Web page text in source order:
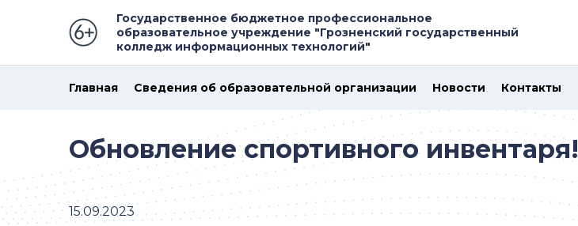
Государственное бюджетное профессиональное
образовательное учреждение "Грозненский государственный
колледж информационных технологий"
Главная Сведения об образовательной организации Новости Контакты
Обновление спортивного инвентаря!
15.09.2023